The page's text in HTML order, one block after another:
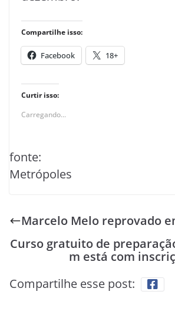
Compartilhe isso:
Facebook 18+
Curtir isso:
Carregando...
fonte:
Metrópoles
Marcelo Melo reprovado
Curso gratuito de
m está com
Compartilhe esse post: